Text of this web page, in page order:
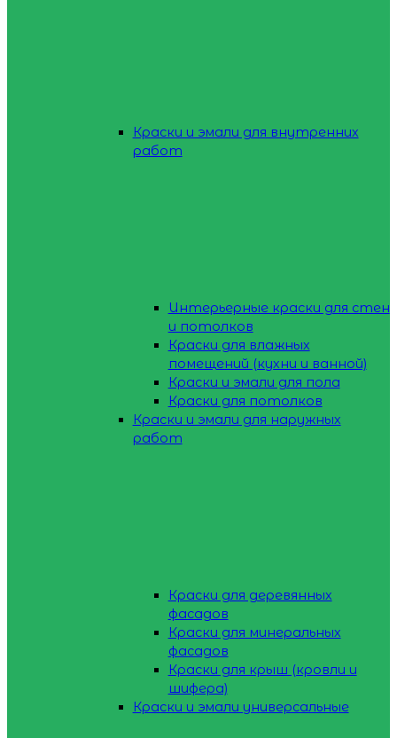
Краски и эмали для внутренних
работ
Интерьерные краски для стен
и потолков
Краски для влажных
помещений (кухни и ванной)
Краски и эмали для пола
Краски для потолков
Краски и эмали для наружных
работ
Краски для деревянных
фасадов
Краски для минеральных
фасадов
Краски для крыш (кровли и
шифера)
Краски и эмали универсальные